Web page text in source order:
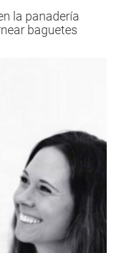
la panadería
baguetes